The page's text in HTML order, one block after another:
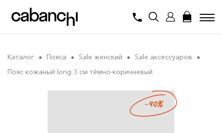
Каталог Пояса Sale женский
Sale аксессуаров
Пояс кожаный long 3 см тёмно-коричневый
-40%